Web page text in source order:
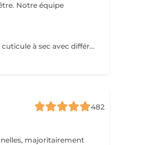
Notre équipe
Mise en forme des ongles , nettoyage de cuticule à sec avec différentes mèches de ponceuse. Crème pour les mains
482
majoritairement